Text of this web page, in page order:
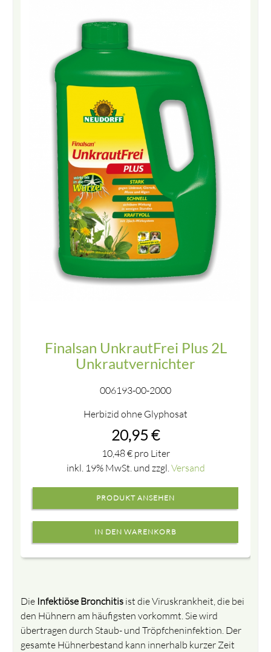
Finalsan UnkrautFrei Plus 2L
Unkrautvernichter
006193-00-2000
Herbizid ohne Glyphosat
20,95 €
10,48€pro Liter
inkl. 19% MwSt. und zzgl. Versand
PRODUKT ANSEHEN
Die Infektiöse Bronchitis ist die Viruskrankheit, die bei
den Hühnern am häufigsten vorkommt. Sie wird
übertragen durch Staub- und Tröpfcheninfektion. Der
gesamte Hühnerbestand kann innerhalb kurzer Zeit